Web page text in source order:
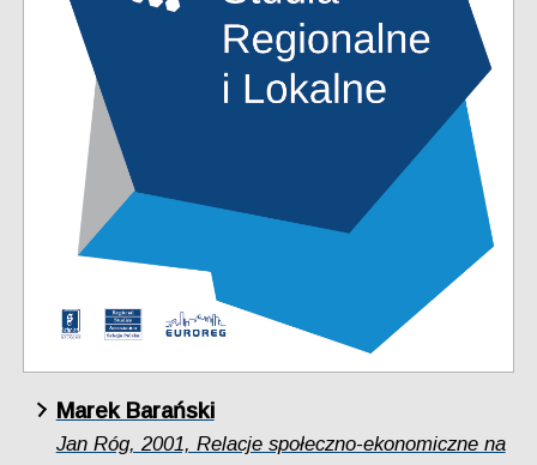
Marek Barański
Jan Róg, 2001, Relacje społeczno-ekonomiczne na